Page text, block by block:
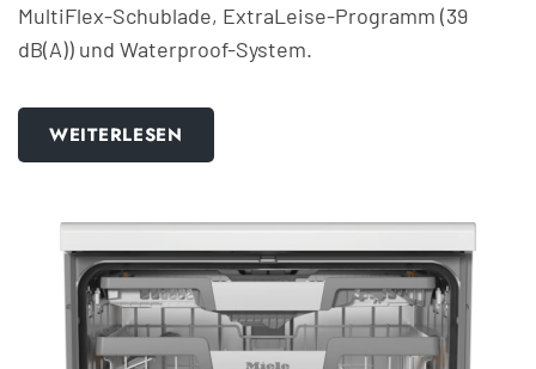
MultiFlex-Schublade, ExtraLeise-Programm (39
dB(A)) und Waterproof-System.
WEITERLESEN